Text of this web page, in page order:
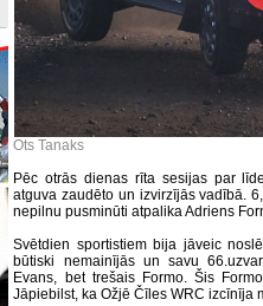
Ots Tanaks
Pēc otrās dienas rīta sesijas par
atguva zaudēto un izvirzījās vadībā.
nepilnu pusminūti atpalika Adriens
Svētdien sportistiem bija jāveic
būtiski nemainījās un savu
Evans, bet trešais Formo. Šis
Jāpiebilst, ka Ožjē Čīles WRC izcīnīja